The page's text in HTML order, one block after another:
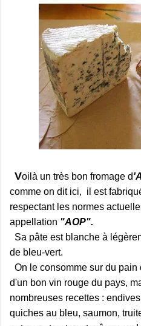
Voilà un très bon fromage d
comme on dit ici, il est
respectant les normes
appellation "AOP".
Sa pâte est blanche à
de bleu-vert.
On le consomme sur du
d'un bon vin rouge du pays,
nombreuses recettes :
quiches au bleu, saumon,